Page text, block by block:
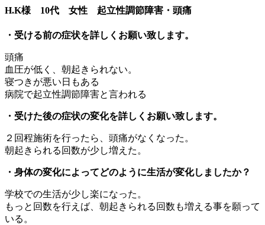
H.K様 10代 女性 起立性調節障害・頭痛
・受ける前の症状を詳しくお願い致します。
頭痛
血圧が低く、朝起きられない。
寝つきが悪い日もある
病院で起立性調節障害と言われる
・受けた後の症状の変化を詳しくお願い致します。
２回程施術を行ったら、頭痛がなくなった。
朝起きられる回数が少し増えた。
・身体の変化によってどのように生活が変化しましたか？
学校での生活が少し楽になった。
もっと回数を行えば、朝起きられる回数も増える事を願って
いる。